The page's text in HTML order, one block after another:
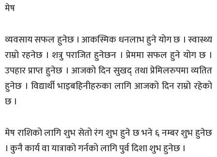
मेष
व्यवसाय सफल हुनेछ । आकस्मिक धनलाभ हुने योग छ । स्वास्थ्य
राम्रो रहनेछ । शत्रु पराजित हुनेछन । प्रेममा सफल हुने योग छ ।
उपहार प्राप्त हुनेछ । आजको दिन सुखद् तथा प्रेमिलरुपमा व्यतित
हुनेछ । विद्यार्थी भाइबहिनीहरुका लागि आजको दिन राम्रो रहेको
छ ।
मेष राशिको लागि शुभ सेतो रंग शुभ हुने छ भने ६ नम्बर शुभ हुनेछ
। कुनै कार्य वा यात्राको गर्नको लागि पुर्व दिशा शुभ हुनेछ ।